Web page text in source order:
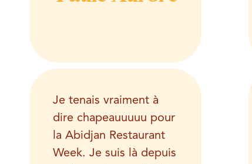
Je tenais vraiment à
dire chapeauuuuu pour
la Abidjan Restaurant
Week. Je suis là depuis